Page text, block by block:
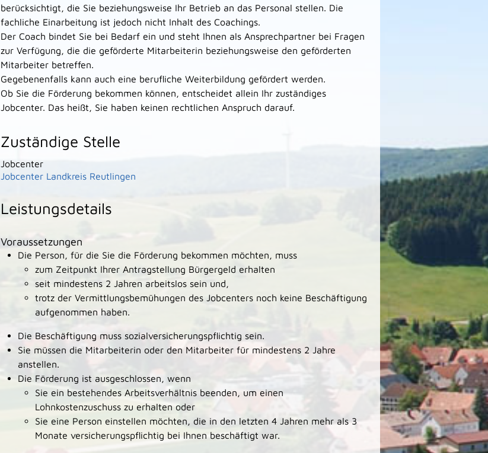
berücksichtigt, die Sie beziehungsweise Ihr Betrieb an das Personal stellen. Die
fachliche Einarbeitung ist jedoch nicht Inhalt des Coachings.
Der Coach bindet Sie bei Bedarf ein und steht Ihnen als Ansprechpartner bei Fragen
zur Verfügung, die die geförderte Mitarbeiterin beziehungsweise den geförderten
Mitarbeiter betreffen.
Gegebenenfalls kann auch eine berufliche Weiterbildung gefördert werden.
Ob Sie die Förderung bekommen können, entscheidet allein Ihr zuständiges
Jobcenter. Das heißt, Sie haben keinen rechtlichen Anspruch darauf.
Zuständige Stelle
Jobcenter
Jobcenter Landkreis Reutlingen
Leistungsdetails
Voraussetzungen
Die Person, für die Sie die Förderung bekommen möchten, muss
zum Zeitpunkt Ihrer Antragstellung Bürgergeld erhalten
seit mindestens 2 Jahren arbeitslos sein und,
trotz der Vermittlungsbemühungen des Jobcenters noch keine Beschäftigung
aufgenommen haben.
Die Beschäftigung muss sozialversicherungspflichtig sein.
Sie müssen die Mitarbeiterin oder den Mitarbeiter für mindestens 2 Jahre
anstellen.
Die Förderung ist ausgeschlossen, wenn
Sie ein bestehendes Arbeitsverhältnis beenden, um einen
Lohnkostenzuschuss zu erhalten oder
Sie eine Person einstellen möchten, die in den letzten 4 Jahren mehr als 3
Monate versicherungspflichtig bei Ihnen beschäftigt war.